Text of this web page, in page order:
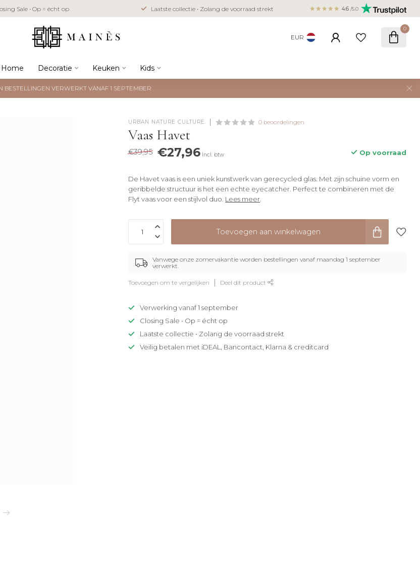
Sale • Op = écht op Laatste collectie • Zolang de voorraad strekt Veilig betalen met iDEAL, Bancontact,
creditcard 4.6 /5.0
EUR
0
Home Decoratie Keuken Kids
BESTELLINGEN VERWERKT VANAF 1 SEPTEMBER
URBAN NATURE CULTURE 0 beoordelingen
Vaas Havet
€39,95 €27,96 Incl. btw Op voorraad
De Havet vaas is een uniek kunstwerk van gerecycled glas. Met zijn schuine vorm en
geribbelde structuur is het een echte eyecatcher. Perfect te combineren met de
Flyt vaas voor een stijlvol duo. Lees meer
Toevoegen aan winkelwagen
Vanwege onze zomervakantie worden bestellingen vanaf maandag 1 september
verwerkt.
Toevoegen om te vergelijken Deel dit product
Verwerking vanaf 1 september
Closing Sale • Op = écht op
Laatste collectie • Zolang de voorraad strekt
Veilig betalen met iDEAL, Bancontact, Klarna & creditcard